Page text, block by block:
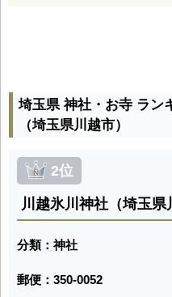
埼玉県 神社・お寺 ラ
（埼玉県川越市）
2位
川越氷川神社（埼玉県
分類：神社
郵便：350-0052